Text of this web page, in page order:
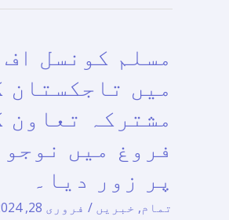
مسلم کونسل
میں تاجکستان
مشترکہ
فروغ میں
پر زور دیا۔
تمام, خبریں / فروری 28, 2024
اف
ایلڈرز
سیکرٹری
جنرل
نے